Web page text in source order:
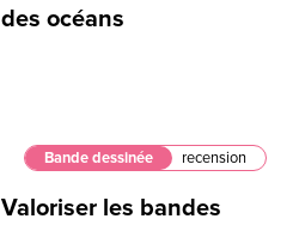
des océans
Bande dessinée recension
Valoriser les bandes